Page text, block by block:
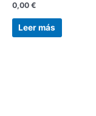
0,00 €
Leer más